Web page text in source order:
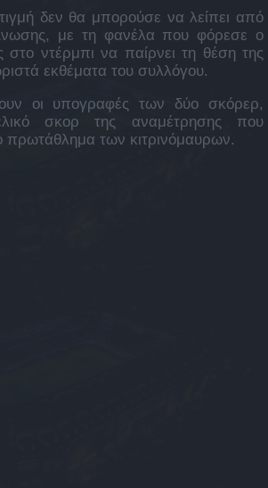
δεν θα μπορούσε να λείπει από
με τη φανέλα που φόρεσε ο
στο ντέρμπι να παίρνει τη θέση της
εκθέματα του συλλόγου.
οι υπογραφές των δύο σκόρερ,
σκορ της αναμέτρησης που
πρωτάθλημα των κιτρινόμαυρων.